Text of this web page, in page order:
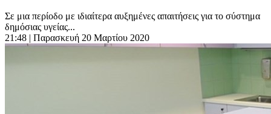
Σε μια περίοδο με ιδιαίτερα αυξημένες απαιτήσεις για το σύστημα
δημόσιας υγείας...
21:48 | Παρασκευή 20 Μαρτίου 2020